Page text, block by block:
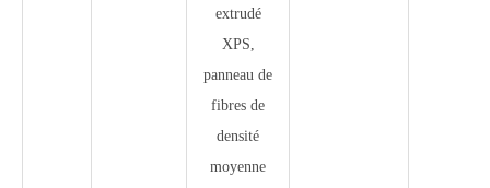
extrudé
XPS,
panneau de
fibres de
densité
moyenne